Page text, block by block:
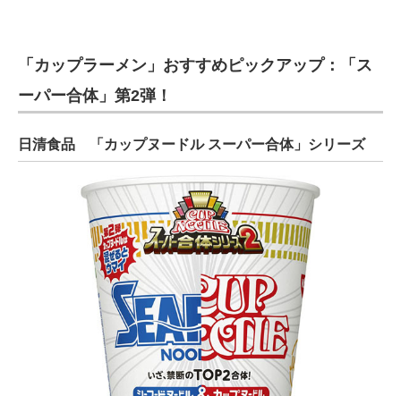
「カップラーメン」おすすめピックアップ：「ス
ーパー合体」第2弾！
日清食品 「カップヌードル スーパー合体」シリーズ